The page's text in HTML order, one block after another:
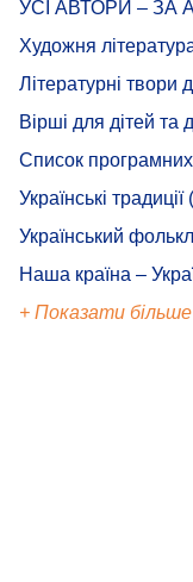
УСІ АВТОРИ – ЗА
Художня
Літературні твори
Вірші для дітей
Список програмних
Українські
Український
Наша країна –
+ Показати більше